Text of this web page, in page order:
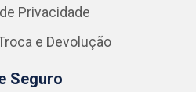
Privacidade
e Devolução
Seguro